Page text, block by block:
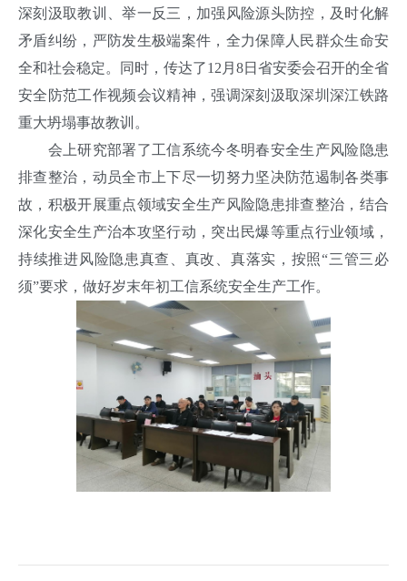
深刻汲取教训、举一反三，加强风险源头防控，及时化解
矛盾纠纷，严防发生极端案件，全力保障人民群众生命安
全和社会稳定。同时，传达了12月8日省安委会召开的全省
安全防范工作视频会议精神，强调深刻汲取深圳深江铁路
重大坍塌事故教训。
会上研究部署了工信系统今冬明春安全生产风险隐患
排查整治，动员全市上下尽一切努力坚决防范遏制各类事
故，积极开展重点领域安全生产风险隐患排查整治，结合
深化安全生产治本攻坚行动，突出民爆等重点行业领域，
持续推进风险隐患真查、真改、真落实，按照“三管三必
须”要求，做好岁末年初工信系统安全生产工作。